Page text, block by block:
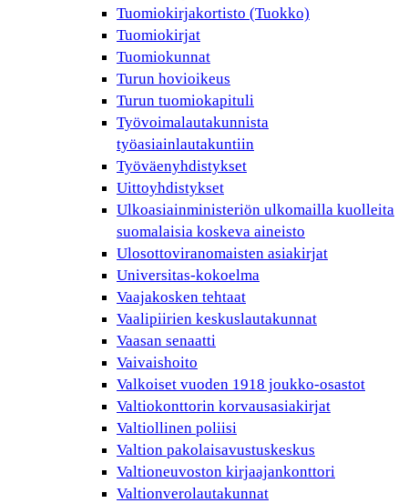
Tuomiokirjakortisto (Tuokko)
Tuomiokirjat
Tuomiokunnat
Turun hovioikeus
Turun tuomiokapituli
Työvoimalautakunnista
työasiainlautakuntiin
Työväenyhdistykset
Uittoyhdistykset
Ulkoasiainministeriön ulkomailla kuolleita
suomalaisia koskeva aineisto
Ulosottoviranomaisten asiakirjat
Universitas-kokoelma
Vaajakosken tehtaat
Vaalipiirien keskuslautakunnat
Vaasan senaatti
Vaivaishoito
Valkoiset vuoden 1918 joukko-osastot
Valtiokonttorin korvausasiakirjat
Valtiollinen poliisi
Valtion pakolaisavustuskeskus
Valtioneuvoston kirjaajankonttori
Valtionverolautakunnat